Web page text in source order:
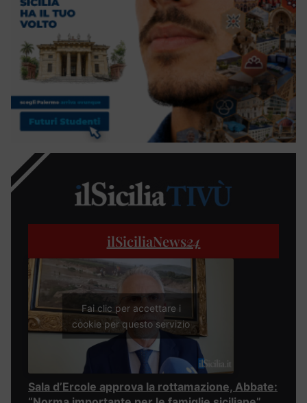
ilSiciliaNews24
Fai clic per accettare i
cookie per questo servizio
Sala d’Ercole approva la rottamazione, Abbate: